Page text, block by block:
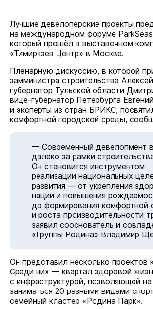
Лучшие девелоперские проекты
на международном форуме
который прошёл в выставочном
«Тимирязев Центр» в Москве.
Пленарную дискуссию, в которой
замминистра строительства
губернатор Тульской области
вице-губернатор Петербурга
и эксперты из стран БРИКС,
комфортной городской среды,
— Современный девелопмент
далеко за рамки
Он становится инструментом
реализации национальных
развития — от укрепления
нации и повышения
до формирования комфортной
и роста производительности
заявил сооснователь и
«Группы Родина» Владимир
Он представил несколько проектов
Среди них — квартал здоровой
с инфраструктурой, позволяющей на
заниматься 20 разными видами
семейный кластер «Родина Парк».